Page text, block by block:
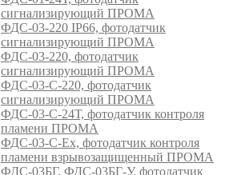
сигнализирующий ПРОМА
ФДС-03-220 IP66, фотодатчик
сигнализирующий ПРОМА
ФДС-03-220, фотодатчик
сигнализирующий ПРОМА
ФДС-03-С-220, фотодатчик
сигнализирующий ПРОМА
ФДС-03-С-24Т, фотодатчик контроля
пламени ПРОМА
ФДС-03-С-Ex, фотодатчик контроля
пламени взрывозащищенный ПРОМА
ФДС-03БГ, ФДС-03БГ-У, фотодатчик